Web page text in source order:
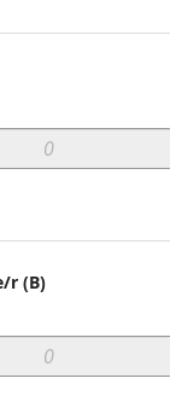
r (B)